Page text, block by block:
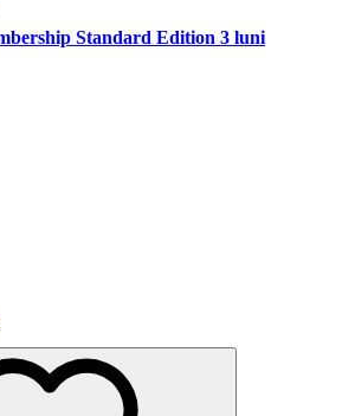
Standard Edition 3 luni